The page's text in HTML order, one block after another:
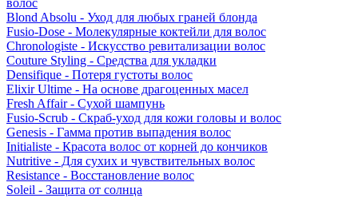
волос
Blond Absolu - Уход для любых граней блонда
Fusio-Dose - Молекулярные коктейли для волос
Chronologiste - Искусство ревитализации волос
Couture Styling - Средства для укладки
Densifique - Потеря густоты волос
Elixir Ultime - На основе драгоценных масел
Fresh Affair - Сухой шампунь
Fusio-Scrub - Скраб-уход для кожи головы и волос
Genesis - Гамма против выпадения волос
Initialiste - Красота волос от корней до кончиков
Nutritive - Для сухих и чувствительных волос
Resistance - Восстановление волос
Soleil - Защита от солнца